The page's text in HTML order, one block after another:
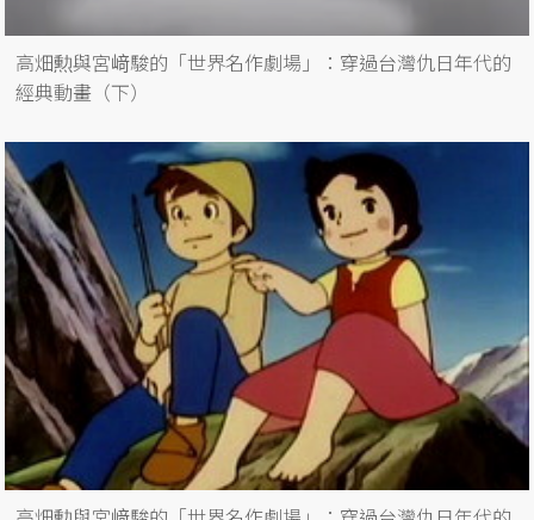
高畑勲與宮﨑駿的「世界名作劇場」：穿過台灣仇日年代的
經典動畫（下）